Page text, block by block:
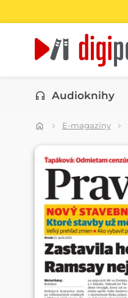
Kategorie
Audioknihy
E-magazíny